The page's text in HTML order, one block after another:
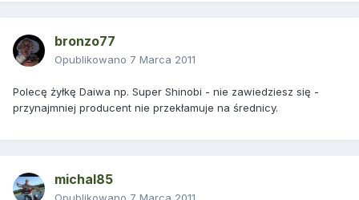
bronzo77
Opublikowano 7 Marca 2011
Polecę żyłkę Daiwa np. Super Shinobi - nie zawiedziesz się -
przynajmniej producent nie przekłamuje na średnicy.
michal85